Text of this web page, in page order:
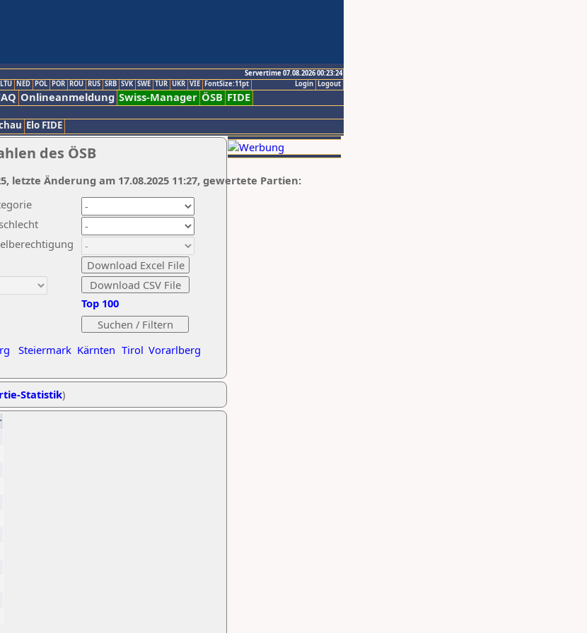
Servertime 07.08.2026 00:23:24
Logout
Login
LTU NED POL POR ROU RUS SRB SVK SWE TUR UKR VIE FontSize:11pt
Onlineanmeldung Swiss-Manager ÖSB FIDE
Elo FIDE
des ÖSB
Steiermark Kärnten Tirol Vorarlberg
Top 100
letzte Änderung am 17.08.2025 11:27, gewertete Partien:
Statistik)